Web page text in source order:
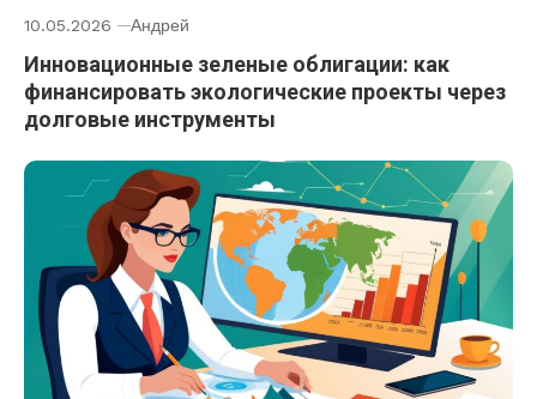
10.05.2026 Андрей
Инновационные зеленые облигации: как
финансировать экологические проекты через
долговые инструменты